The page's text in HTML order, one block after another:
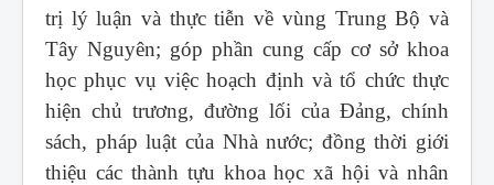
trị lý luận và thực tiễn về vùng Trung Bộ và
Tây Nguyên; góp phần cung cấp cơ sở khoa
học phục vụ việc hoạch định và tổ chức thực
hiện chủ trương, đường lối của Đảng, chính
sách, pháp luật của Nhà nước; đồng thời giới
thiệu các thành tựu khoa học xã hội và nhân